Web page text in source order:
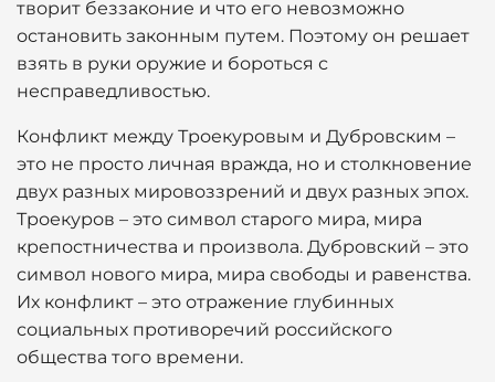
творит беззаконие и что его невозможно
остановить законным путем. Поэтому он решает
взять в руки оружие и бороться с
несправедливостью.
Конфликт между Троекуровым и Дубровским –
это не просто личная вражда, но и столкновение
двух разных мировоззрений и двух разных эпох.
Троекуров – это символ старого мира, мира
крепостничества и произвола. Дубровский – это
символ нового мира, мира свободы и равенства.
Их конфликт – это отражение глубинных
социальных противоречий российского
общества того времени.